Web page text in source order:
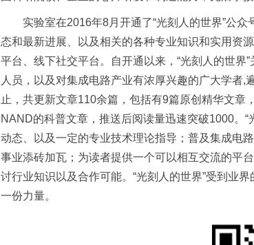
实验室在2016年8月开通了“光刻人的世界”公众
态和最新进展、以及相关的各种专业知识和实用资
平台、线下社交平台。自开通以来，“光刻人的世
人员，以及对集成电路产业有浓厚兴趣的广大学者
止，共更新文章110余篇，包括有9篇原创精华文
NAND的科普文章，推送后阅读量迅速突破1000。
动态、以及一定的专业技术理论指导；普及集成电
事业添砖加瓦；为读者提供一个可以相互交流的平
讨行业知识以及合作可能。“光刻人的世界”受到业
一份力量。